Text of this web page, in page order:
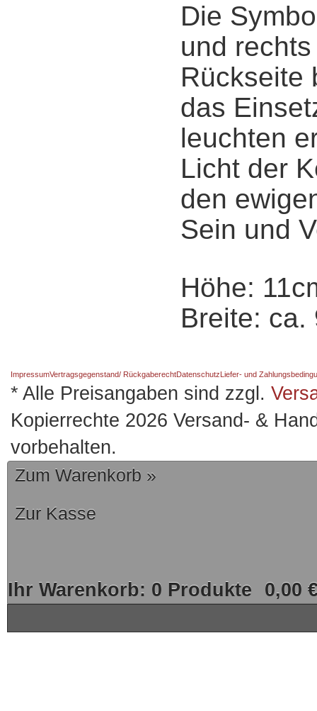
Die
und
Rückseite
das
leuchten
Licht der
den
Sein und
Höhe:
Breite: ca.
ImpressumVertragsgegenstand/ RückgaberechtDatenschutzLiefer- und
* Alle Preisangaben sind zzgl.
Kopierrechte 2026 Versand- &
vorbehalten.
Zum Warenkorb »
Zur Kasse
Ihr Warenkorb: 0 Produkte 0,00